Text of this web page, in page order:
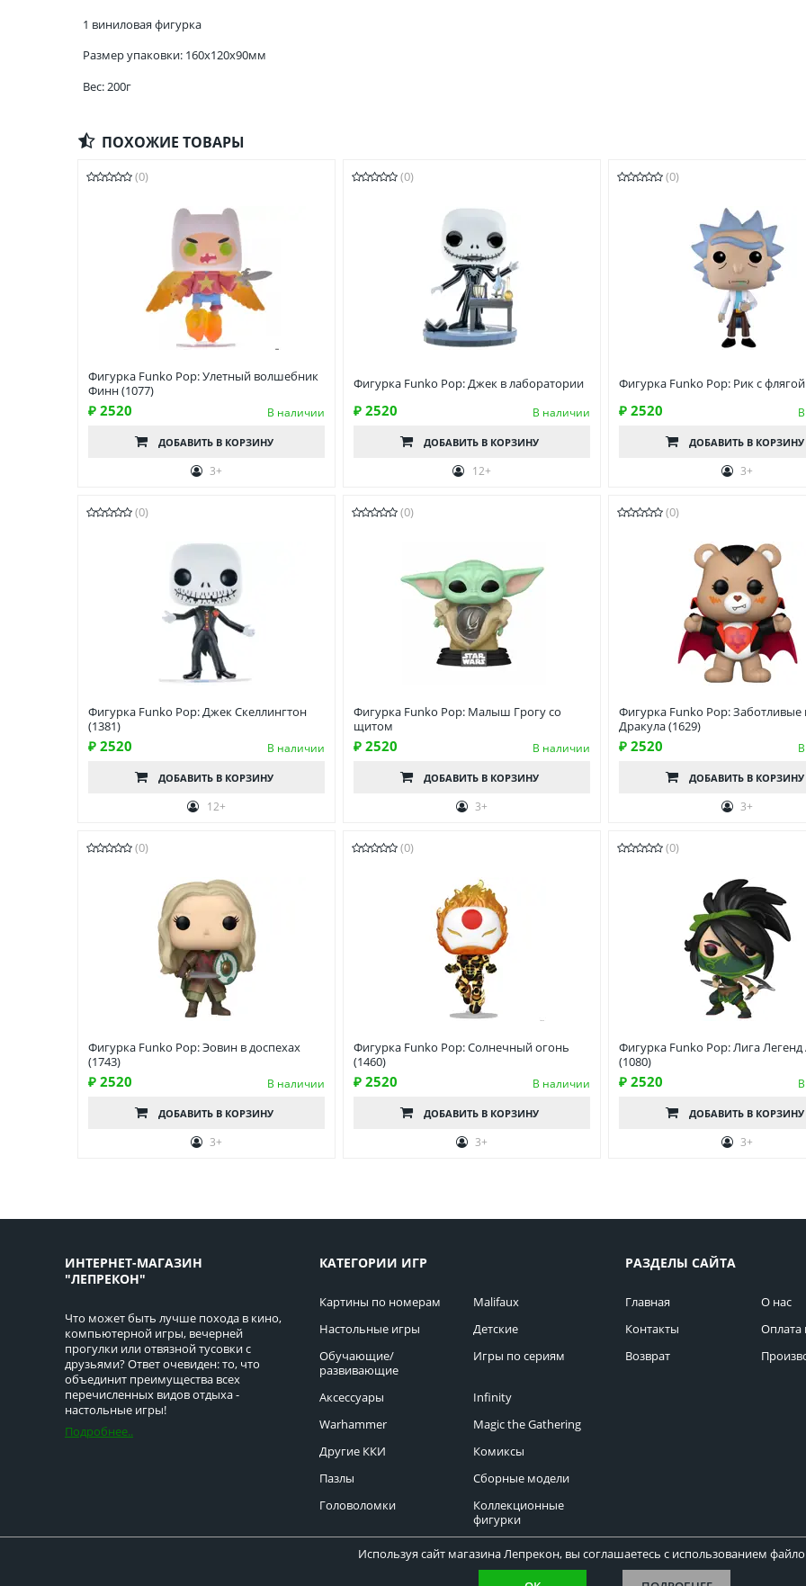
1 виниловая фигурка
Размер упаковки: 160x120x90мм
Вес: 200г
ПОХОЖИЕ ТОВАРЫ
(0)
Фигурка Funko Pop: Улетный волшебник
Финн (1077)
₽ 2520 В наличии
ДОБАВИТЬ В КОРЗИНУ
3+
(0)
Фигурка Funko Pop: Джек в лаборатории
₽ 2520 В наличии
ДОБАВИТЬ В КОРЗИНУ
12+
(0)
Фигурка Funko Pop: Рик с
₽ 2520
ДОБАВИТЬ В КОРЗИНУ
3+
(0)
Фигурка Funko Pop: Джек Скеллингтон
(1381)
₽ 2520 В наличии
ДОБАВИТЬ В КОРЗИНУ
12+
(0)
Фигурка Funko Pop: Малыш Грогу со
щитом
₽ 2520 В наличии
ДОБАВИТЬ В КОРЗИНУ
3+
(0)
Фигурка Funko Pop:
Дракула (1629)
₽ 2520
ДОБАВИТЬ В КОРЗИНУ
3+
(0)
Фигурка Funko Pop: Эовин в доспехах
(1743)
₽ 2520 В наличии
ДОБАВИТЬ В КОРЗИНУ
3+
(0)
Фигурка Funko Pop: Солнечный огонь
(1460)
₽ 2520 В наличии
ДОБАВИТЬ В КОРЗИНУ
3+
(0)
Фигурка Funko Pop: Лига Легенд
(1080)
₽ 2520
ДОБАВИТЬ В КОРЗИНУ
3+
ИНТЕРНЕТ-МАГАЗИН
"ЛЕПРЕКОН"
Что может быть лучше похода в кино,
компьютерной игры, вечерней
прогулки или отвязной тусовки с
друзьями? Ответ очевиден: то, что
объединит преимущества всех
перечисленных видов отдыха -
настольные игры!
Подробнее..
КАТЕГОРИИ ИГР
Картины по номерам
Malifaux
Настольные игры
Детские
Обучающие/
развивающие
Игры по сериям
Аксессуары
Infinity
Warhammer
Magic the Gathering
Другие ККИ
Комиксы
Пазлы
Сборные модели
Головоломки
Коллекционные
фигурки
РАЗДЕЛЫ САЙТА
Главная
О нас
Контакты
Оплата
Возврат
Используя сайт магазина Лепрекон, вы соглашаетесь с использованием